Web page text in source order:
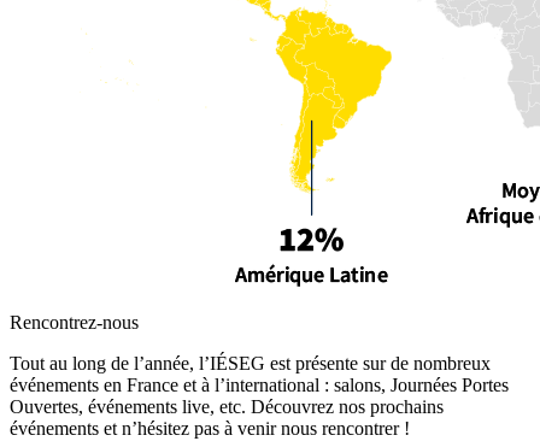
Rencontrez-nous
Tout au long de l’année, l’IÉSEG est présente sur de nombreux
événements en France et à l’international : salons, Journées Portes
Ouvertes, événements live, etc. Découvrez nos prochains
événements et n’hésitez pas à venir nous rencontrer !